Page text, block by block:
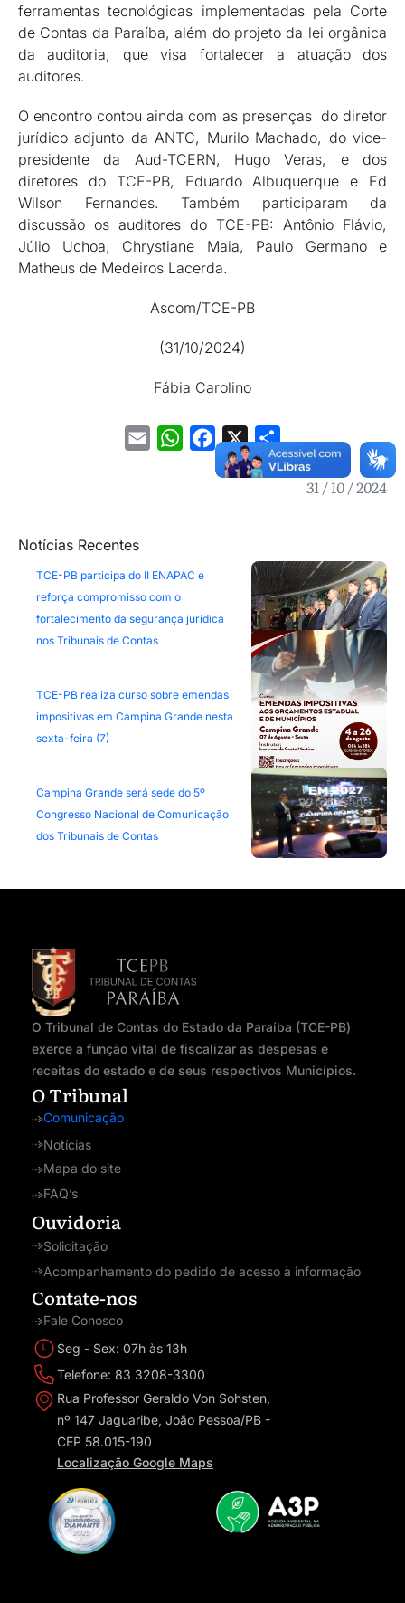
ferramentas tecnológicas implementadas pela Corte
de Contas da Paraíba, além do projeto da lei orgânica
da auditoria, que visa fortalecer a atuação dos
auditores.
O encontro contou ainda com as presenças do diretor
jurídico adjunto da ANTC, Murilo Machado, do vice-
presidente da Aud-TCERN, Hugo Veras, e dos
diretores do TCE-PB, Eduardo Albuquerque e Ed
Wilson Fernandes. Também participaram da
discussão os auditores do TCE-PB: Antônio Flávio,
Júlio Uchoa, Chrystiane Maia, Paulo Germano e
Matheus de Medeiros Lacerda.
Ascom/TCE-PB
(31/10/2024)
Fábia Carolino
Email WhatsApp
Facebook
X Share
31 / 10 / 2024
Notícias Recentes
TCE-PB participa do II ENAPAC e
reforça compromisso com o
fortalecimento da segurança jurídica
nos Tribunais de Contas
TCE-PB realiza curso sobre emendas
impositivas em Campina Grande nesta
sexta-feira (7)
Campina Grande será sede do 5º
Congresso Nacional de Comunicação
dos Tribunais de Contas
O Tribunal de Contas do Estado da Paraíba (TCE-PB)
exerce a função vital de fiscalizar as despesas e
receitas do estado e de seus respectivos Municípios.
O Tribunal
Comunicação
Notícias
Mapa do site
FAQ’s
Ouvidoria
Solicitação
Acompanhamento do pedido de acesso à informação
Contate-nos
Fale Conosco
Seg - Sex: 07h às 13h
Telefone: 83 3208-3300
Rua Professor Geraldo Von Sohsten,
nº 147 Jaguaribe, João Pessoa/PB -
CEP 58.015-190
Localização Google Maps